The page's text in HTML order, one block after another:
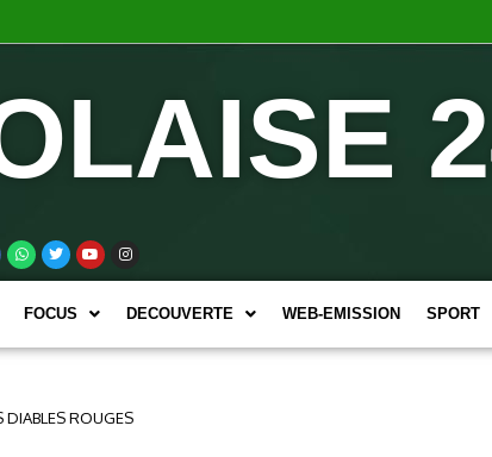
FOCUS DECOUVERTE WEB-EMISSION SPORT
DIABLES ROUGES